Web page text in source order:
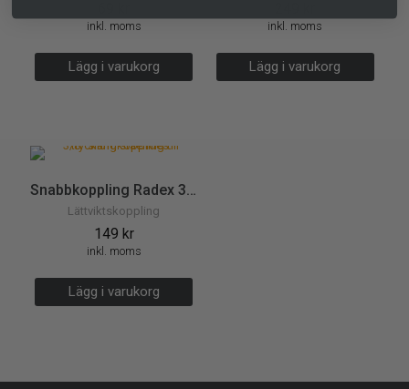
inkl. moms
Lägg i varukorg
inkl. moms
Lägg i varukorg
Snabbkoppling Radex 3/8″
Lättviktskoppling
149 kr
inkl. moms
Lägg i varukorg